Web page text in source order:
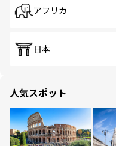
アフリカ
日本
人気スポット